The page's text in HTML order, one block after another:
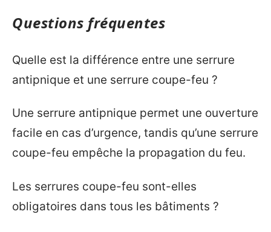
Questions fréquentes
Quelle est la différence entre une serrure
antipnique et une serrure coupe-feu ?
Une serrure antipnique permet une ouverture
facile en cas d’urgence, tandis qu’une serrure
coupe-feu empêche la propagation du feu.
Les serrures coupe-feu sont-elles
obligatoires dans tous les bâtiments ?